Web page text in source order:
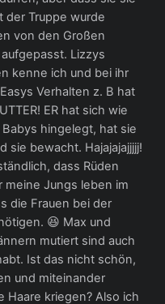
der Truppe wurde
von den Großen
Lizzys
kenne ich und bei ihr
Verhalten z. B hat
ER hat sich wie
hingelegt, hat sie
sie bewacht. Hajajajajjjjj!
dass Rüden
meine Jungs leben im
die Frauen bei der
😆 Max und
mutiert sind auch
Ist das nicht schön,
und miteinander
Haare kriegen? Also ich